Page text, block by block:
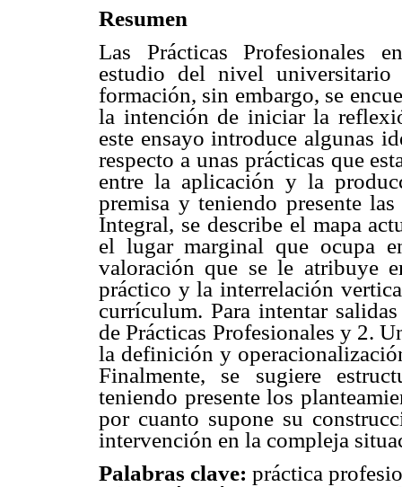
Resumen
Las Prácticas Profesionales
estudio del nivel universitario
formación, sin embargo, se
la intención de iniciar la
este ensayo introduce algunas
respecto a unas prácticas que
entre la aplicación y la
premisa y teniendo presente
Integral, se describe el mapa
el lugar marginal que ocupa
valoración que se le atribuye
práctico y la interrelación
currículum. Para intentar
de Prácticas Profesionales y 2.
la definición y
Finalmente, se sugiere
teniendo presente los
por cuanto supone su
intervención en la compleja
Palabras clave: práctica